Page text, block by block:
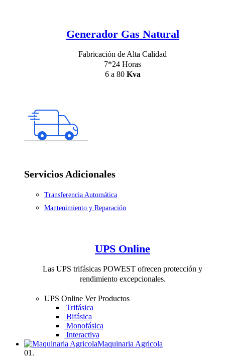
Generador Gas Natural
Fabricación de Alta Calidad
7*24 Horas
6 a 80 Kva
Servicios Adicionales
Transferencia Automática
Mantenimiento y Reparación
UPS Online
Las UPS trifásicas POWEST ofrecen protección y
rendimiento excepcionales.
UPS Online Ver Productos
Trifásica
Bifásica
Monofásica
Interactiva
Maquinaria Agricola
01.